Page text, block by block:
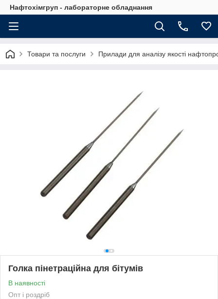
Нафтохімгруп - лабораторне обладнання
Товари та послуги Прилади для аналізу якості
Голка пінетраційна для бітумів
В наявності
Опт і роздріб